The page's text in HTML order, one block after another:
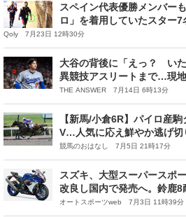
スペイン代表優勝メンバー
ロ」を着用していたスター7
Qoly 7月23日 12時30分
大谷の背後に「えっ？ い
異競技アスリートまで…現
の二刀流】
THE ANSWER 7月14日 6時13分
【新馬/小倉6R】パイロ産
V…人気に応え鮮やか逃げ切
競馬のおはなし 7月5日 21時17分
スズキ、大型スーパースポ
改良し国内で発売へ。鈴鹿
オートスポーツweb 7月3日 11時39分